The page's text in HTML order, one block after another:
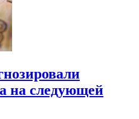
на следующей